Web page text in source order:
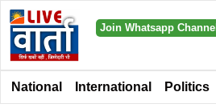
Join Whatsapp Channel
National International Politics